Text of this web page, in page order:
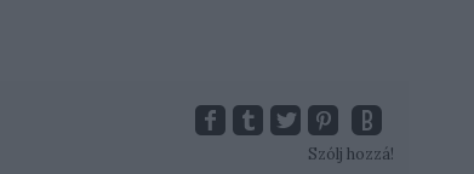
Szólj hozzá!